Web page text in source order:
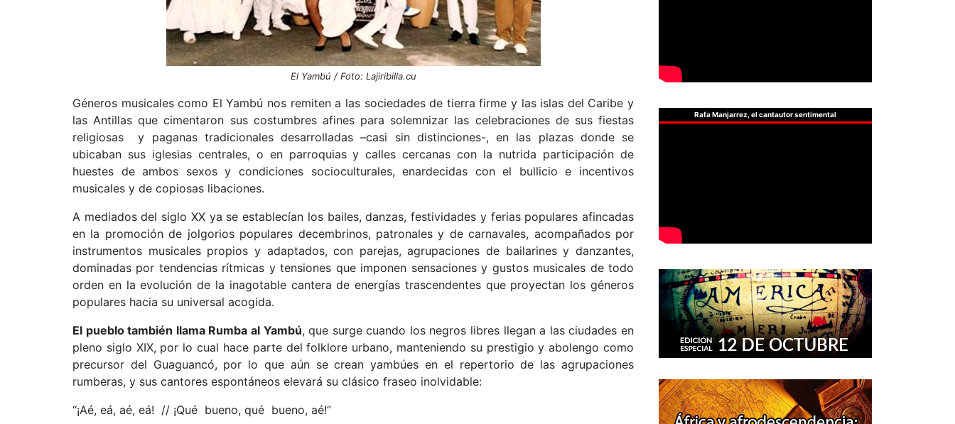
El Yambú / Foto: Lajiribilla.cu
Géneros musicales como El Yambú nos remiten a las sociedades de tierra firme y las islas del Caribe y
las Antillas que cimentaron sus costumbres afines para solemnizar las celebraciones de sus fiestas
religiosas y paganas tradicionales desarrolladas –casi sin distinciones-, en las plazas donde se
ubicaban sus iglesias centrales, o en parroquias y calles cercanas con la nutrida participación de
huestes de ambos sexos y condiciones socioculturales, enardecidas con el bullicio e incentivos
musicales y de copiosas libaciones.
A mediados del siglo XX ya se establecían los bailes, danzas, festividades y ferias populares afincadas
en la promoción de jolgorios populares decembrinos, patronales y de carnavales, acompañados por
instrumentos musicales propios y adaptados, con parejas, agrupaciones de bailarines y danzantes,
dominadas por tendencias rítmicas y tensiones que imponen sensaciones y gustos musicales de todo
orden en la evolución de la inagotable cantera de energías trascendentes que proyectan los géneros
populares hacia su universal acogida.
El pueblo también llama Rumba al Yambú, que surge cuando los negros libres llegan a las ciudades en
pleno siglo XIX, por lo cual hace parte del folklore urbano, manteniendo su prestigio y abolengo como
precursor del Guaguancó, por lo que aún se crean yambúes en el repertorio de las agrupaciones
rumberas, y sus cantores espontáneos elevará su clásico fraseo inolvidable:
“¡Aé, eá, aé, eá! // ¡Qué bueno, qué bueno, aé!”
Rafa Manjarrez, el cantautor sentimental